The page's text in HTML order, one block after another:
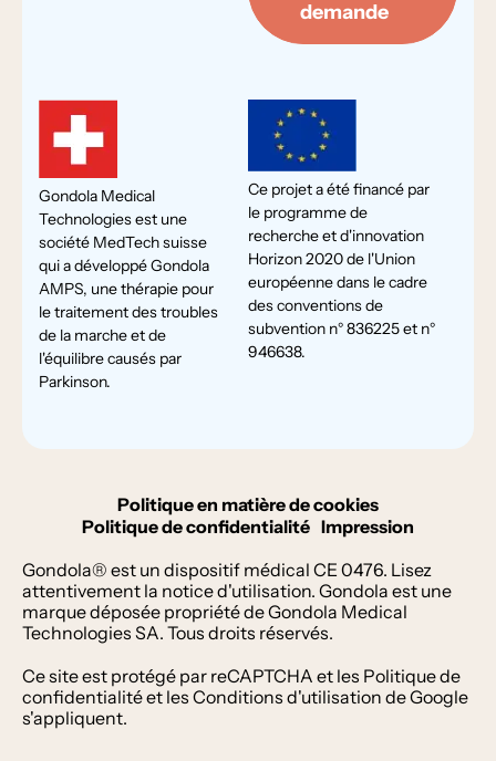
demande
Gondola Medical
Technologies est une
société MedTech suisse
qui a développé Gondola
AMPS, une thérapie pour
le traitement des troubles
de la marche et de
l'équilibre causés par
Parkinson.
Ce projet a été financé par
le programme de
recherche et d'innovation
Horizon 2020 de l'Union
européenne dans le cadre
des conventions de
subvention n° 836225 et n°
946638.
Politique en matière de cookies
Politique de confidentialité Impression
Gondola® est un dispositif médical CE 0476. Lisez
attentivement la notice d'utilisation. Gondola est une
marque déposée propriété de Gondola Medical
Technologies SA. Tous droits réservés.
Ce site est protégé par reCAPTCHA et les Politique de
confidentialitéet les Conditions d'utilisation de Google
s'appliquent.